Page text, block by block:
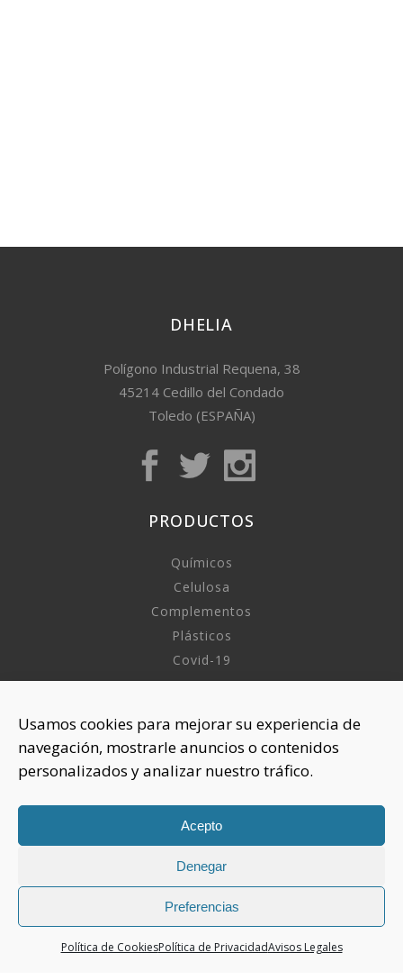
Usamos cookies para mejorar su experiencia de
navegación, mostrarle anuncios o contenidos
personalizados y analizar nuestro tráfico.
Acepto
Denegar
Preferencias
Política de CookiesPolítica de PrivacidadAvisos Legales
DHELIA
Polígono Industrial Requena, 38
45214 Cedillo del Condado
Toledo (ESPAÑA)
PRODUCTOS
Químicos
Celulosa
Complementos
Plásticos
Covid-19
Sobre nosotros
Aviso Legal
Política de Privacidad
Política Cookies
CONTACTAR
925 508 922
dhelia@dhelia.es